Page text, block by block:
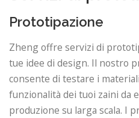
Prototipazione
Zheng offre servizi di
tue idee di design. Il nostro
consente di testare i
funzionalità dei tuoi zaini da
produzione su larga scala. I